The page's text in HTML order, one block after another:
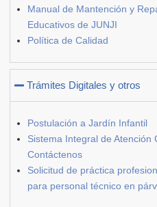
Manual de Mantención y
Educativos de JUNJI
Política de Calidad
Trámites Digitales y otros
Postulación a Jardín Infantil
Sistema Integral de Atención
Contáctenos
Solicitud de práctica
para personal técnico en